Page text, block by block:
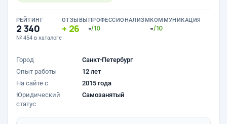
РЕЙТИНГ
2 340
№ 454 в каталоге
ОТЗЫВЫ
26
ПРОФЕССИОНАЛИЗМ
-/10
КОММУНИКАЦИЯ
-/10
Город
Санкт-Петербург
Опыт работы
12 лет
На сайте с
2015 года
Юридический
статус
Самозанятый